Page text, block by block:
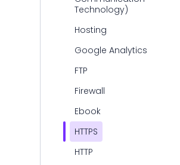
Technology)
Hosting​
Google Analytics
FTP
Firewall
Ebook
HTTPS
HTTP